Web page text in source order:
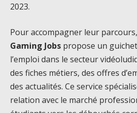
2023.
Pour accompagner leur
Gaming Jobs propose un
l’emploi dans le secteur
des fiches métiers, des offres
des actualités. Ce service
relation avec le marché